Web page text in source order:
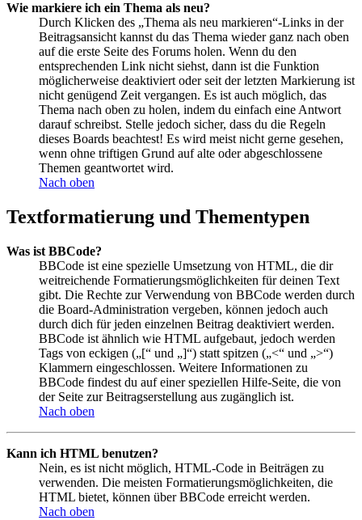
Wie markiere ich ein Thema als neu?
Durch Klicken des „Thema als neu markieren“-Links in der
Beitragsansicht kannst du das Thema wieder ganz nach oben
auf die erste Seite des Forums holen. Wenn du den
entsprechenden Link nicht siehst, dann ist die Funktion
möglicherweise deaktiviert oder seit der letzten Markierung ist
nicht genügend Zeit vergangen. Es ist auch möglich, das
Thema nach oben zu holen, indem du einfach eine Antwort
darauf schreibst. Stelle jedoch sicher, dass du die Regeln
dieses Boards beachtest! Es wird meist nicht gerne gesehen,
wenn ohne triftigen Grund auf alte oder abgeschlossene
Themen geantwortet wird.
Nach oben
Textformatierung und Thementypen
Was ist BBCode?
BBCode ist eine spezielle Umsetzung von HTML, die dir
weitreichende Formatierungsmöglichkeiten für deinen Text
gibt. Die Rechte zur Verwendung von BBCode werden durch
die Board-Administration vergeben, können jedoch auch
durch dich für jeden einzelnen Beitrag deaktiviert werden.
BBCode ist ähnlich wie HTML aufgebaut, jedoch werden
Tags von eckigen („[“ und „]“) statt spitzen („<“ und „>“)
Klammern eingeschlossen. Weitere Informationen zu
BBCode findest du auf einer speziellen Hilfe-Seite, die von
der Seite zur Beitragserstellung aus zugänglich ist.
Nach oben
Kann ich HTML benutzen?
Nein, es ist nicht möglich, HTML-Code in Beiträgen zu
verwenden. Die meisten Formatierungsmöglichkeiten, die
HTML bietet, können über BBCode erreicht werden.
Nach oben